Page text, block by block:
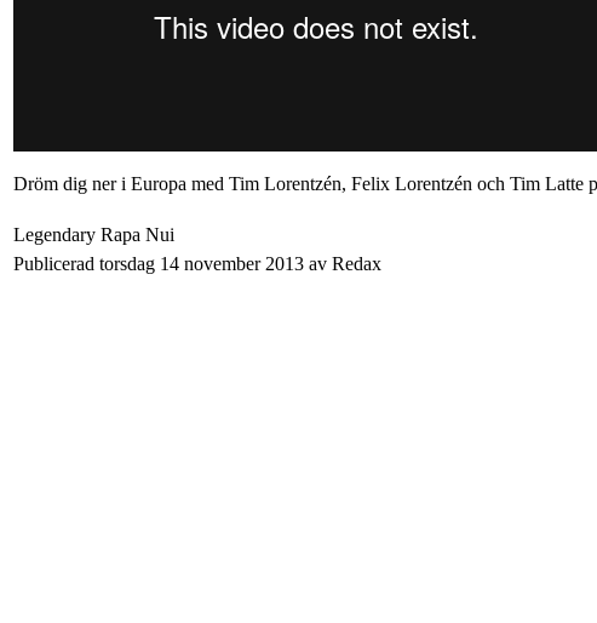
Dröm dig ner i Europa med Tim Lorentzén, Felix Lorentzén och Tim Latte
Legendary Rapa Nui
Publicerad torsdag 14 november 2013 av Redax